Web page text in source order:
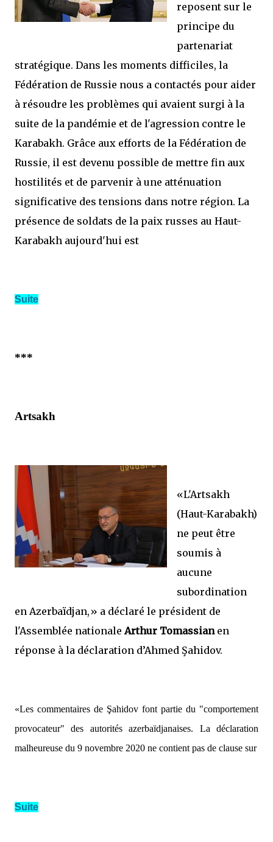
reposent sur le
principe du
partenariat
stratégique. Dans les moments difficiles, la
Fédération de Russie nous a contactés pour aider
à résoudre les problèmes qui avaient surgi à la
suite de la pandémie et de l'agression contre le
Karabakh. Grâce aux efforts de la Fédération de
Russie, il est devenu possible de mettre fin aux
hostilités et de parvenir à une atténuation
significative des tensions dans notre région. La
présence de soldats de la paix russes au Haut-
Karabakh aujourd'hui est
Suite
***
Artsakh
«L'Artsakh
(Haut-Karabakh)
ne peut être
soumis à
aucune
subordination
en Azerbaïdjan,» a déclaré le président de
l'Assemblée nationaleArthur Tomassianen
réponse à la déclaration d’Ahmed Şahidov.
«Les commentaires de Şahidov font partie du "comportement
provocateur" des autorités azerbaïdjanaises. La déclaration
malheureuse du 9 novembre 2020 ne contient pas de clause sur
Suite